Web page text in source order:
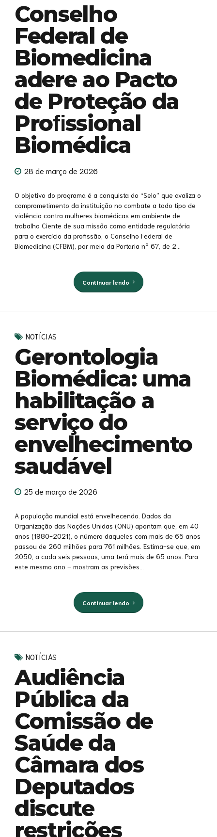
Conselho
Federal de
Biomedicina
adere ao Pacto
de Proteção da
Proﬁssional
Biomédica
28 de março de 2026
O objetivo do programa é a conquista do “Selo” que avaliza o
comprometimento da instituição no combate a todo tipo de
violência contra mulheres biomédicas em ambiente de
trabalho Ciente de sua missão como entidade regulatória
para o exercício da profissão, o Conselho Federal de
Biomedicina (CFBM), por meio da Portaria nº 67, de 2...
Continuar lendo
NOTÍCIAS
Gerontologia
Biomédica: uma
habilitação a
serviço do
envelhecimento
saudável
25 de março de 2026
A população mundial está envelhecendo. Dados da
Organização das Nações Unidas (ONU) apontam que, em 40
anos (1980-2021), o número daqueles com mais de 65 anos
passou de 260 milhões para 761 milhões. Estima-se que, em
2050, a cada seis pessoas, uma terá mais de 65 anos. Para
este mesmo ano – mostram as previsões...
Continuar lendo
NOTÍCIAS
Audiência
Pública da
Comissão de
Saúde da
Câmara dos
Deputados
discute
restrições